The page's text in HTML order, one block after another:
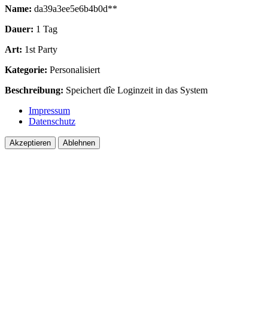
Name: da39a3ee5e6b4b0d**
Dauer: 1 Tag
Art: 1st Party
Kategorie: Personalisiert
Beschreibung: Speichert dîe Loginzeit in das System
Impressum
Datenschutz
Akzeptieren Ablehnen